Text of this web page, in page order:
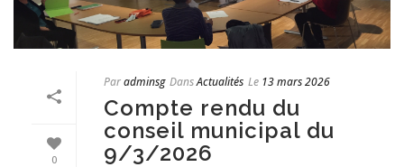
0
Paradminsg DansActualités Le 13 mars 2026
Compte rendu du
conseil municipal du
9/3/2026